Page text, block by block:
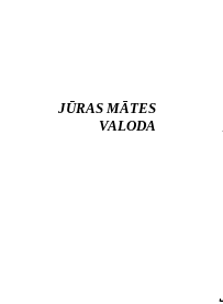
JŪRAS MĀTES
VALODA